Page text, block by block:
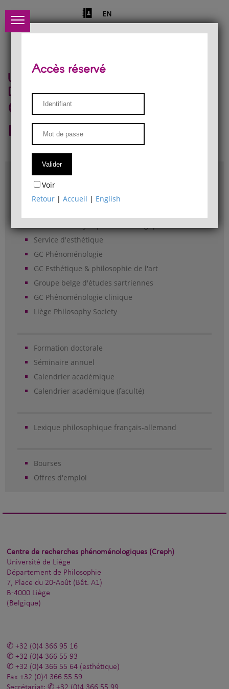
EN
Université de Liège
Département de philosophie
Centre de recherches
phénoménologiques
Accès & plans
Bibliothèque du Département de philosophie
Service d'esthétique
GC Phénoménologie
GC Esthétique & philosophie de l'art
Groupe belge d'études sartriennes
GC Phénoménologie clinique
Liège Philosophy Society
Formation doctorale
Séminaire annuel
Calendrier académique
Calendrier académique (faculté)
Lexique philosophique français-allemand
Bourses
Offres d'emploi
Accès réservé
Voir
Retour |Accueil | English
Centre de recherches phénoménologiques (Creph)
Université de Liège
Département de Philosophie
7, Place du 20-Août (Bât. A1)
B-4000 Liège
(Belgique)
+32 (0)4 366 95 16
+32 (0)4 366 55 93
+32 (0)4 366 55 64 (esthétique)
Fax +32 (0)4 366 55 59